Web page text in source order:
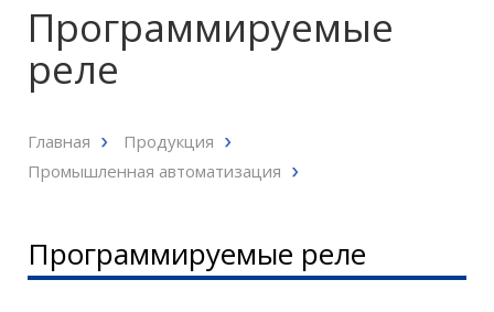
Программируемые
реле
Главная
Продукция
Промышленная автоматизация
Программируемые реле